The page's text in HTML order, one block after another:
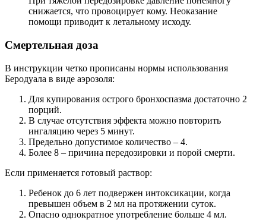
снижается, что провоцирует кому. Неоказание
помощи приводит к летальному исходу.
Смертельная доза
В инструкции четко прописаны нормы использования
Беродуала в виде аэрозоля:
Для купирования острого бронхоспазма достаточно 2
порций.
В случае отсутствия эффекта можно повторить
ингаляцию через 5 минут.
Предельно допустимое количество – 4.
Более 8 – причина передозировки и порой смерти.
Если применяется готовый раствор:
Ребенок до 6 лет подвержен интоксикации, когда
превышен объем в 2 мл на протяжении суток.
Опасно однократное употребление больше 4 мл.